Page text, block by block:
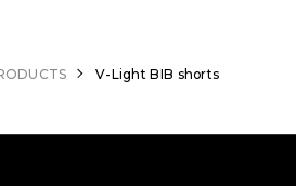
V-Light BIB shorts